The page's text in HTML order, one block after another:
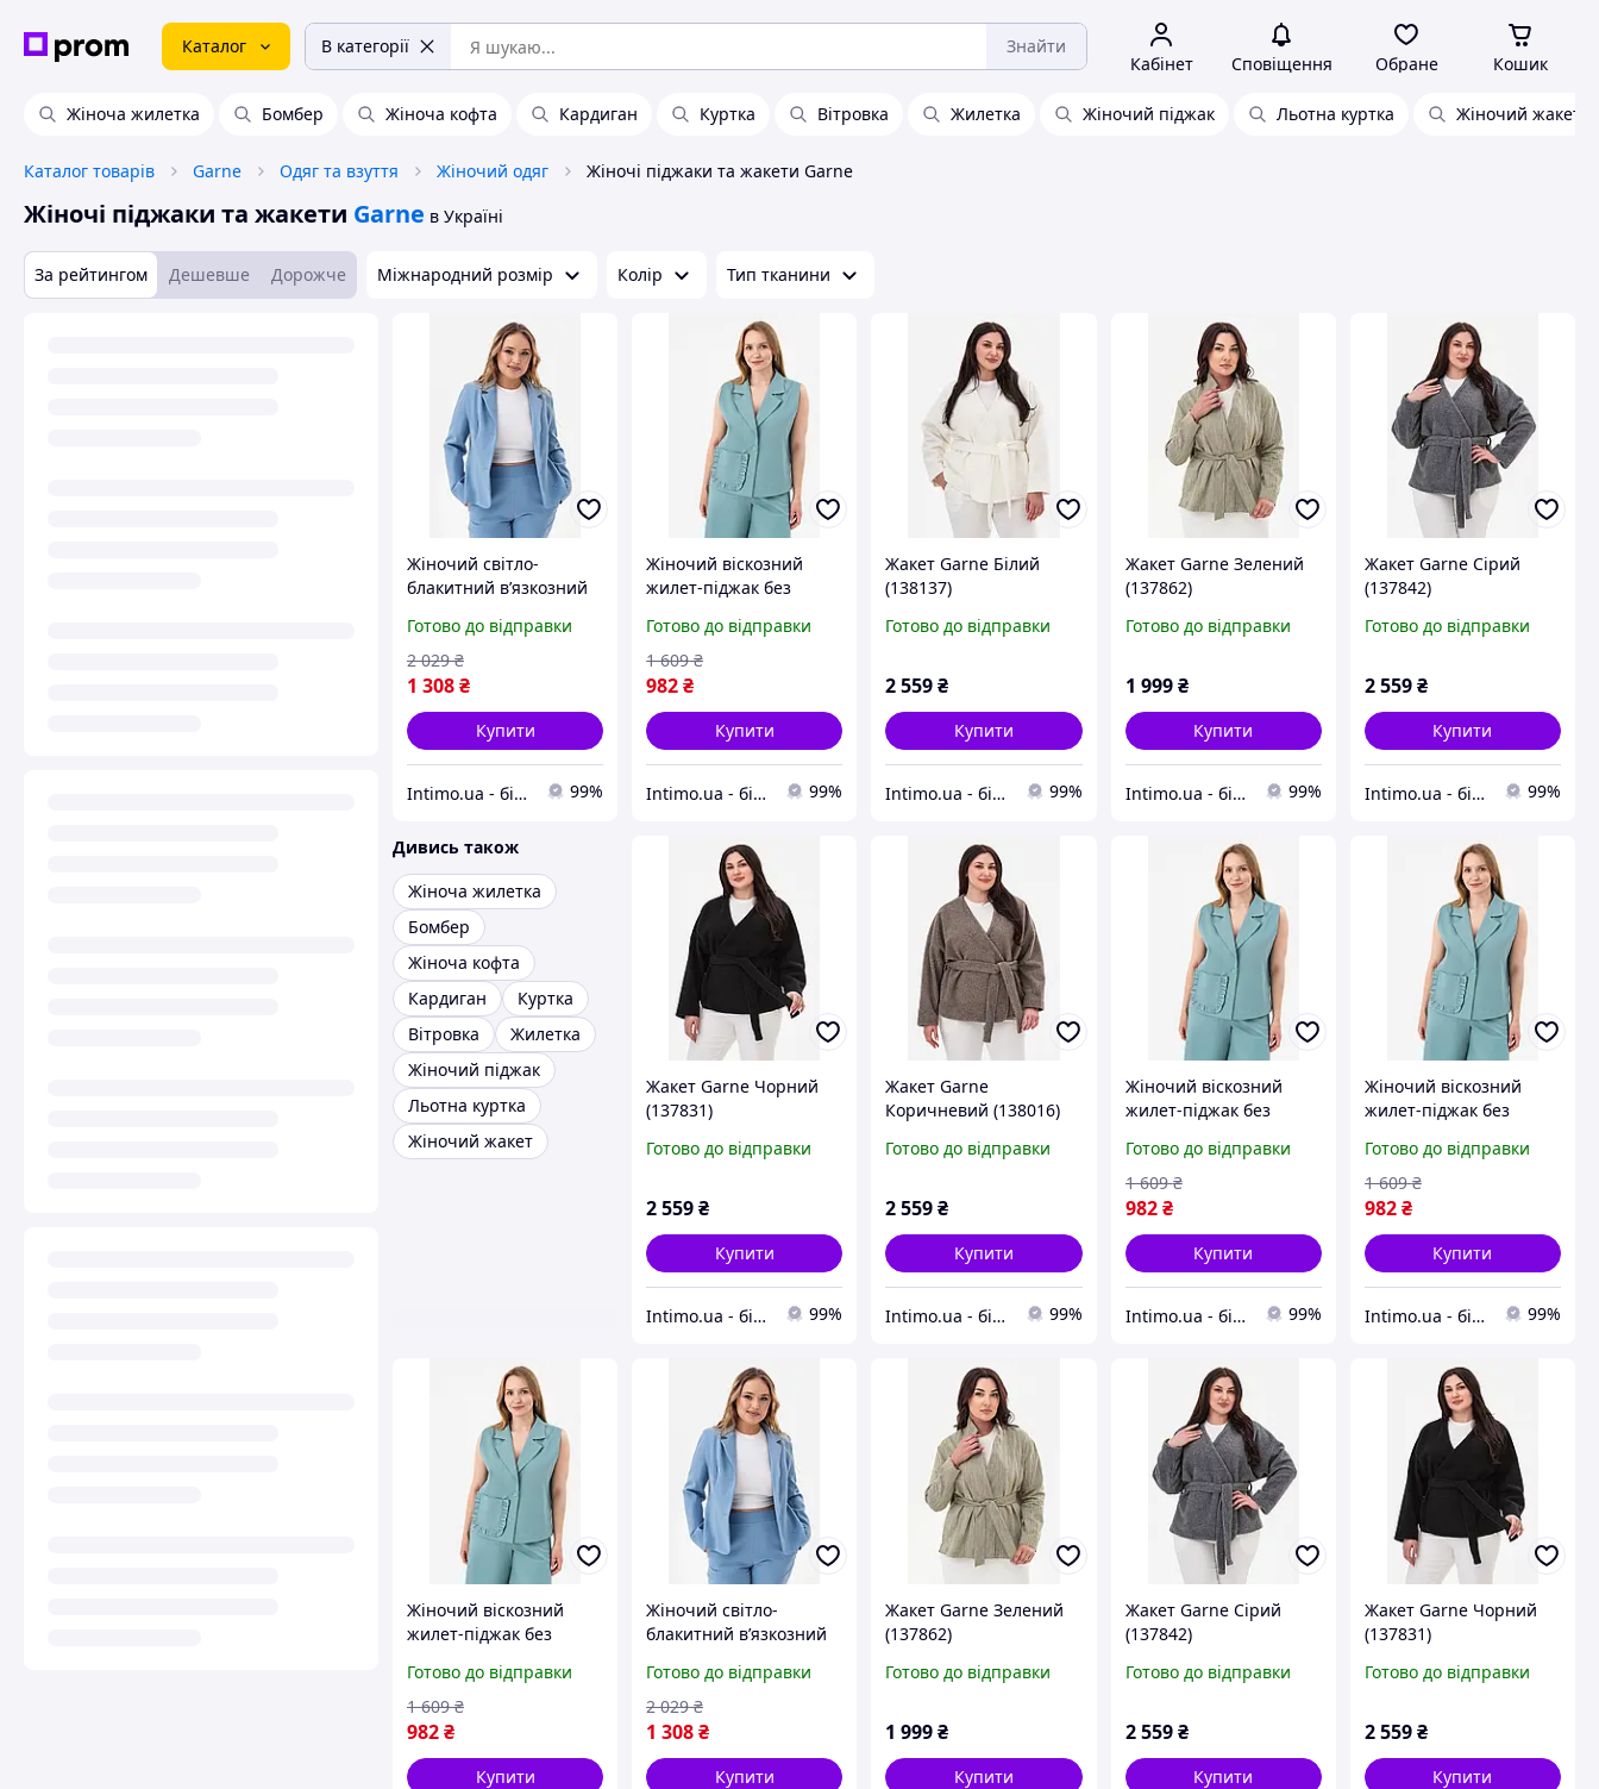
Каталог В категорії Знайти
Кабінет Сповіщення Обране Кошик
Жіноча жилетка Бомбер Жіноча кофта Кардиган Куртка Вітровка Жилетка Жіночий піджак Льотна куртка Жіночий жакет
Каталог товарів Garne Одяг та взуття Жіночий одяг Жіночі піджаки та жакети Garne
Жіночі піджаки та жакети Garne в Україні
За рейтингом Дешевше Дорожче Міжнародний розмір Колір Тип тканини
Жіночий світло-
блакитний вʼязкозний
Garne Блакитний
(124799)
Готово до відправки
1 308₴
2 029 ₴
Купити
Intimo.ua - білизна і купальники 99%
Жіночий віскозний
жилет-піджак без
Garne Зелений (124736)
Готово до відправки
982₴
1 609 ₴
Купити
Intimo.ua - білизна і купальники 99%
Жакет Garne Білий
(138137)
Готово до відправки
2 559₴
Купити
Intimo.ua - білизна і купальники 99%
Жакет Garne Зелений
(137862)
Готово до відправки
1 999 ₴
Купити
Intimo.ua - білизна і купальники 99%
Жакет Garne Сірий
(137842)
Готово до відправки
2 559₴
Купити
Intimo.ua - білизна і купальники 99%
Дивись також
Жіноча жилетка
Бомбер
Жіноча кофта
Кардиган
Куртка
Вітровка
Жилетка
Жіночий піджак
Льотна куртка
Жіночий жакет
Жакет Garne Чорний
(137831)
Готово до відправки
2 559₴
Купити
Intimo.ua - білизна і купальники 99%
Жакет Garne
Коричневий (138016)
Готово до відправки
2 559₴
Купити
Intimo.ua - білизна і купальники 99%
Жіночий віскозний
жилет-піджак без
Garne Зелений (124736)
Готово до відправки
982 ₴
1 609 ₴
Купити
Intimo.ua - білизна і купальники 99%
Жіночий віскозний
жилет-піджак без
Garne Зелений (124736)
Готово до відправки
982₴
1 609 ₴
Купити
Intimo.ua - білизна і купальники 99%
Жіночий віскозний
жилет-піджак без
Garne Зелений (124736)
Готово до відправки
982₴
1 609 ₴
Купити
Жіночий світло-
блакитний вʼязкозний
Garne Блакитний
(124799)
Готово до відправки
1 308₴
2 029 ₴
Купити
Жакет Garne Зелений
(137862)
Готово до відправки
1 999₴
Купити
Жакет Garne Сірий
(137842)
Готово до відправки
2 559 ₴
Купити
Жакет Garne Чорний
(137831)
Готово до відправки
2 559₴
Купити